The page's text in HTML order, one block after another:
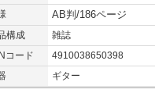
AB判/186ページ
構成
雑誌
コード
4910038650398
ギター